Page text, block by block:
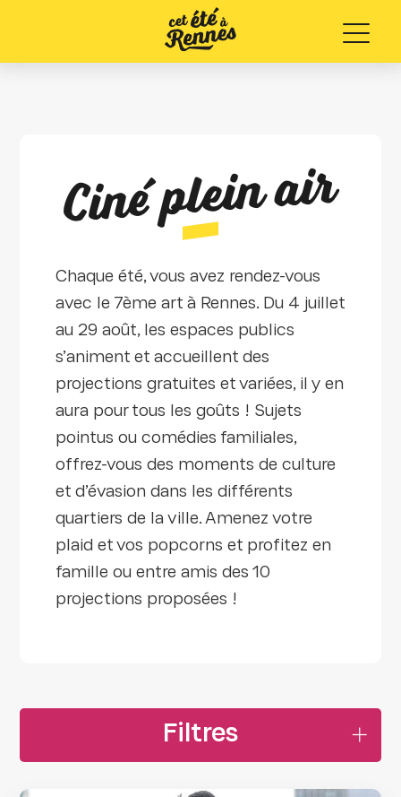
Menu
Ciné plein air
Chaque été, vous avez rendez-vous
avec le 7ème art à Rennes. Du 4 juillet
au 29 août, les espaces publics
s’animent et accueillent des
projections gratuites et variées, il y en
aura pour tous les goûts ! Sujets
pointus ou comédies familiales,
offrez-vous des moments de culture
et d’évasion dans les différents
quartiers de la ville. Amenez votre
plaid et vos popcorns et profitez en
famille ou entre amis des 10
projections proposées !
Filtres